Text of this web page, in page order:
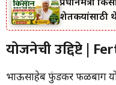
प्रधानमंत्री
योजनेची उद्दिष्टे |
भाऊसाहेब फुंडकर फळबाग